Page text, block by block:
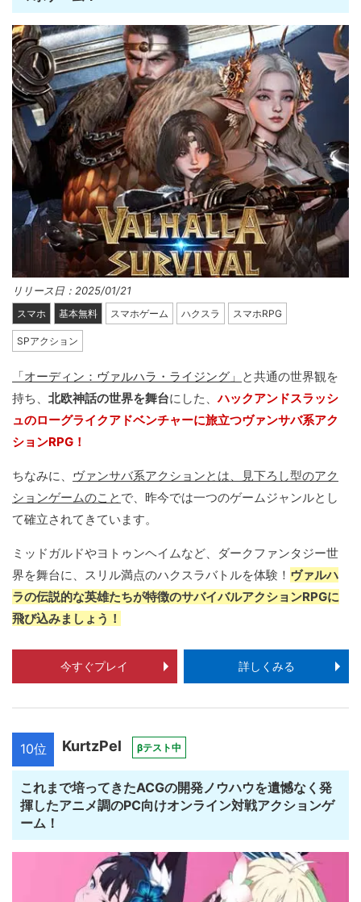
リリース日：2025/01/21
スマホ 基本無料 スマホゲーム ハクスラ スマホRPG
SPアクション
「オーディン：ヴァルハラ・ライジング」 と共通の世界観を
持ち、 北欧神話の世界を舞台にした、ハックアンドスラッシ
ュのローグライクアドベンチャーに旅立つヴァンサバ系アク
ションRPG！
ちなみに、 ヴァンサバ系アクションとは、見下ろし型のアク
ションゲームのこと で、昨今では一つのゲームジャンルとし
て確立されてきています。
ミッドガルドやヨトゥンヘイムなど、ダークファンタジー世
界を舞台に、スリル満点のハクスラバトルを体験！ ヴァルハ
ラの伝説的な英雄たちが特徴のサバイバルアクションRPGに
飛び込みましょう！
今すぐプレイ 詳しくみる
10位 KurtzPel βテスト中
これまで培ってきたACGの開発ノウハウを遺憾なく発
揮したアニメ調のPC向けオンライン対戦アクションゲ
ーム！